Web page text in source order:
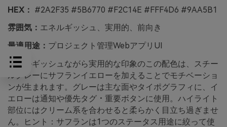
HEX： #2A2F35 #5B6770 #F2C14E #FFF4D6 #9AA5B1
雰囲気： エネルギッシュ、実用的、前向き
最適用途： プロジェクト管理WebアプリUI
エネルギッシュながら実用的な印象のこの配色は、スチー
ルグレーにサフランイエローを加えることでモチベーショ
ンが生まれます。グレーは主な面やタイポグラフィに、イ
エローは通知や優先タグ・重要ボタンに使用。ハイライト
部位にはクリーム系を合わせると柔らかく目立ち過ぎませ
ん。ヒント：サフランは1つのステータス用途に絞って使